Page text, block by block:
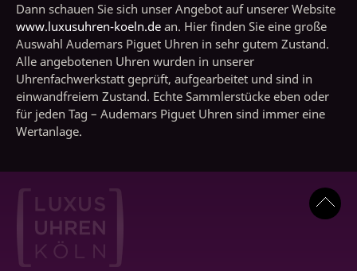
Dann schauen Sie sich unser Angebot auf unserer Website
www.luxusuhren-koeln.de an. Hier finden Sie eine große
Auswahl Audemars Piguet Uhren in sehr gutem Zustand.
Alle angebotenen Uhren wurden in unserer
Uhrenfachwerkstatt geprüft, aufgearbeitet und sind in
einwandfreiem Zustand. Echte Sammlerstücke eben oder
für jeden Tag – Audemars Piguet Uhren sind immer eine
Wertanlage.